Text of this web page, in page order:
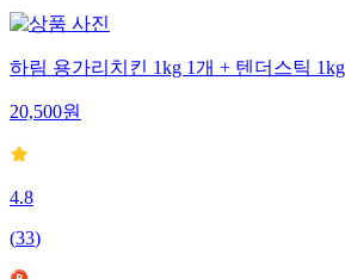
하림 용가리치킨 1kg 1개 + 텐더스틱
20,500원
4.8
(33)